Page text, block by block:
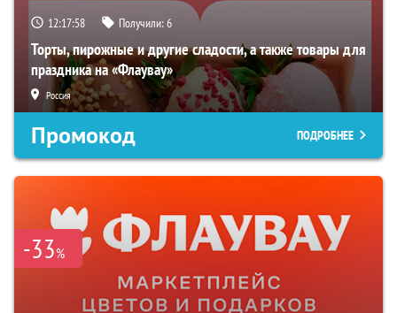
12:17:57 Получили:6
Торты, пирожные и другие сладости, а также товары для
праздника на «Флаувау»
Россия
Промокод ПОДРОБНЕЕ
-33%